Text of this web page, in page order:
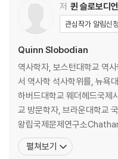
how, from the 1990s
ture, in an attempt to roll
s how these thinkers
ognitive psychology to
f ‘competition’ ever
ltural homogeneity as
ding and misreading the
k and Ludwig von Mises,
sychologists, neo-
d become known as the
저 퀸 슬로보디언
관심작가 알림신청
Quinn Slobodian
역사학자, 보스턴대학교 역
서 역사학 석사학위를, 뉴욕
하버드대학교 웨더헤드국제
교 방문학자, 브라운대학교
왕립국제문제연구소
학 교수 등을 역임했다.
스쿨 교수로 재직하며 국제사를 강의하
펼쳐보기